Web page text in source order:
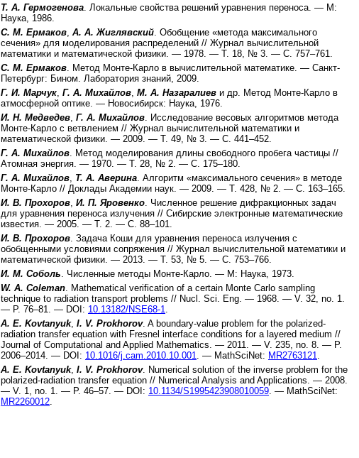
Т. А. Гермогенова. Локальные свойства решений уравнения переноса. — М :
Наука, 1986.
С. М. Ермаков, А. А. Жиглявский. Обобщение «метода максимального
сечения» для моделирования распределений // Журнал вычислительной
математики и математической физики. — 1978. — Т. 18, № 3. — С. 757–761.
С. М. Ермаков. Метод Монте-Карло в вычислительной математике. — Санкт-
Петербург: Бином. Лаборатория знаний, 2009.
Г. И. Марчук, Г. А. Михайлов, М. А. Назаралиев и др. Метод Монте-Карло в
атмосферной оптике. — Новосибирск: Наука, 1976.
И. Н. Медведев, Г. А. Михайлов. Исследование весовых алгоритмов метода
Монте-Карло с ветвлением // Журнал вычислительной математики и
математической физики. — 2009. — Т. 49, № 3. — С. 441–452.
Г. А. Михайлов. Метод моделирования длины свободного пробега частицы //
Атомная энергия. — 1970. — Т. 28, № 2. — С. 175–180.
Г. А. Михайлов, Т. А. Аверина. Алгоритм «максимального сечения» в методе
Монте-Карло // Доклады Академии наук. — 2009. — Т. 428, № 2. — С. 163–165.
И. В. Прохоров, И. П. Яровенко. Численное решение дифракционных задач
для уравнения переноса излучения // Сибирские электронные математические
известия. — 2005. — Т. 2. — С. 88–101.
И. В. Прохоров. Задача Коши для уравнения переноса излучения с
обобщенными условиями сопряжения // Журнал вычислительной математики и
математической физики. — 2013. — Т. 53, № 5. — С. 753–766.
И. М. Соболь. Численные методы Монте-Карло. — М : Наука, 1973.
W. A. Coleman. Mathematical verification of a certain Monte Carlo sampling
technique to radiation transport problems // Nucl. Sci. Eng. — 1968. — V. 32, no. 1.
— P. 76–81. — DOI: 10.13182/NSE68-1.
A. E. Kovtanyuk, I. V. Prokhorov. A boundary-value problem for the polarized-
radiation transfer equation with Fresnel interface conditions for a layered medium //
Journal of Computational and Applied Mathematics. — 2011. — V. 235, no. 8. — P.
2006–2014. — DOI: 10.1016/j.cam.2010.10.001. — MathSciNet: MR2763121.
A. E. Kovtanyuk, I. V. Prokhorov. Numerical solution of the inverse problem for the
polarized-radiation transfer equation // Numerical Analysis and Applications. — 2008.
— V. 1, no. 1. — P. 46–57. — DOI: 10.1134/S1995423908010059. — MathSciNet:
MR2260012.